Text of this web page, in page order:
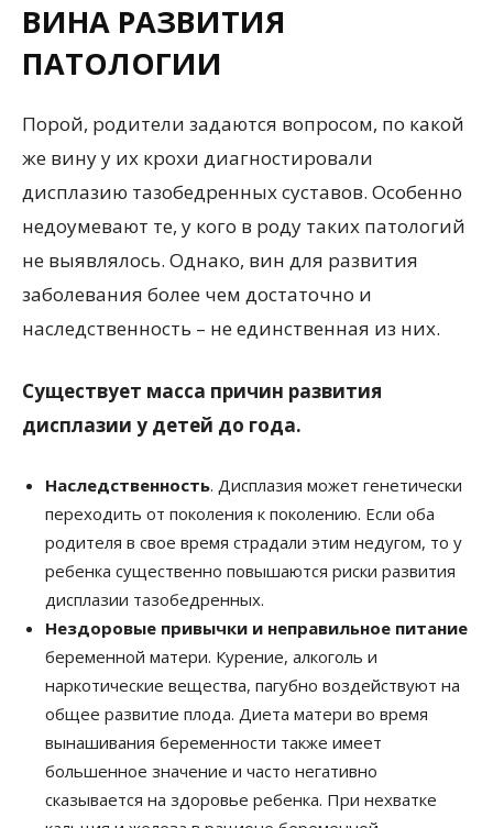
ВИНА РАЗВИТИЯ
ПАТОЛОГИИ
Порой, родители задаются вопросом, по какой
же вину у их крохи диагностировали
дисплазию тазобедренных суставов. Особенно
недоумевают те, у кого в роду таких патологий
не выявлялось. Однако, вин для развития
заболевания более чем достаточно и
наследственность – не единственная из них.
Существует масса причин развития
дисплазии у детей до года.
Наследственность. Дисплазия может генетически
переходить от поколения к поколению. Если оба
родителя в свое время страдали этим недугом, то у
ребенка существенно повышаются риски развития
дисплазии тазобедренных.
Нездоровые привычки и неправильное питание
беременной матери. Курение, алкоголь и
наркотические вещества, пагубно воздействуют на
общее развитие плода. Диета матери во время
вынашивания беременности также имеет
большенное значение и часто негативно
сказывается на здоровье ребенка. При нехватке